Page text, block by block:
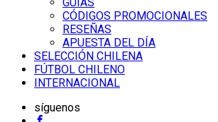
CÓDIGOS PROMOCIONALES
RESEÑAS
APUESTA DEL DÍA
SELECCIÓN CHILENA
FÚTBOL CHILENO
INTERNACIONAL
síguenos